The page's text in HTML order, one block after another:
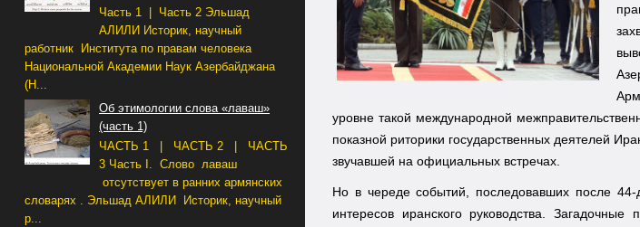
уровне такой международной
показной риторики государственных деятелей
звучавшей на официальных встречах.
Но в череде событий, последовавших после 44-
интересов иранского руководства.
Часть 1 | Часть 2 Эльшад
АЛИЛИ Историк, научный
работник Института по правам человека
Национальной Академии Наук Азербайджана
(Н...
Об этимологии слова «лаваш»
(часть 1)
ЧАСТЬ 1 | ЧАСТЬ 2 | ЧАСТЬ
3 Часть I. Слово лаваш
отсутствует в ранних армянских
словарях . Эльшад АЛИЛИ Историк, научный
р...